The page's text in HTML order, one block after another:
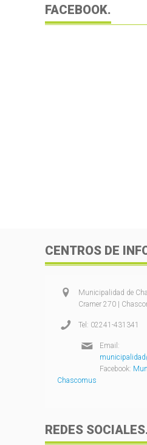
FACEBOOK.
CENTROS DE
Municipalidad de
Cramer 270 |
Tel: 02241-431341
Email:
Facebook:
Chascomus
REDES